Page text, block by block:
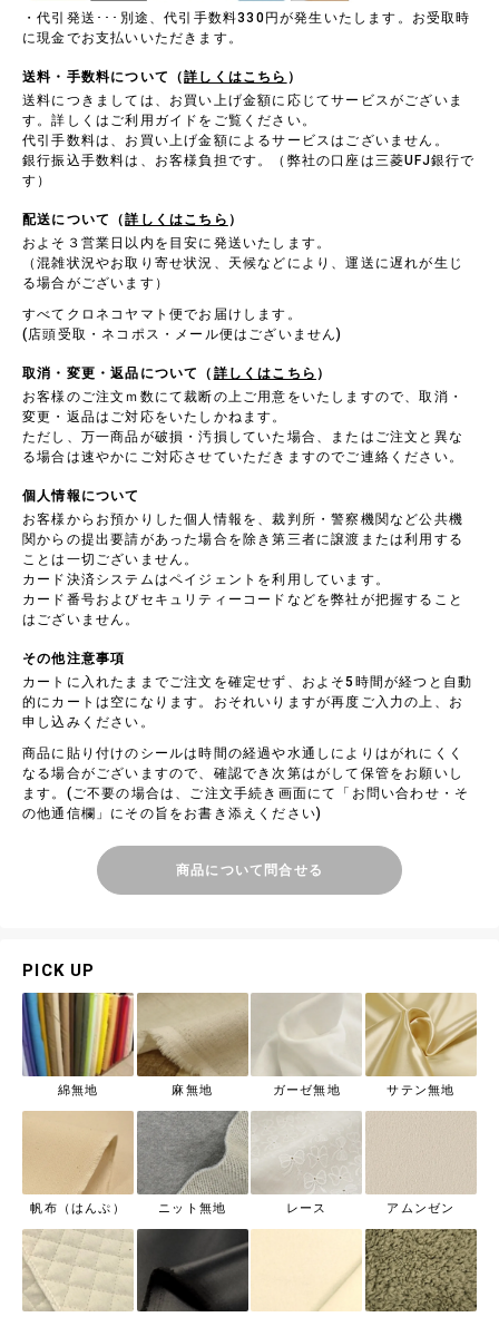
・代引発送･･･別途、代引手数料330円が発生いたします。お受取時
に現金でお支払いいただきます。
送料・手数料について（詳しくはこちら ）
送料につきましては、お買い上げ金額に応じてサービスがございま
す。詳しくはご利用ガイドをご覧ください。
代引手数料は、お買い上げ金額によるサービスはございません。
銀行振込手数料は、お客様負担です。（弊社の口座は三菱UFJ銀行で
す）
配送について（詳しくはこちら ）
およそ３営業日以内を目安に発送いたします。
（混雑状況やお取り寄せ状況、天候などにより、運送に遅れが生じ
る場合がございます）
すべてクロネコヤマト便でお届けします。
(店頭受取・ネコポス・メール便はございません)
取消・変更・返品について（ 詳しくはこちら ）
お客様のご注文ｍ数にて裁断の上ご用意をいたしますので、取消・
変更・返品はご対応をいたしかねます。
ただし、万一商品が破損・汚損していた場合、またはご注文と異な
る場合は速やかにご対応させていただきますのでご連絡ください。
個人情報について
お客様からお預かりした個人情報を、裁判所・警察機関など公共機
関からの提出要請があった場合を除き第三者に譲渡または利用する
ことは一切ございません。
カード決済システムはペイジェントを利用しています。
カード番号およびセキュリティーコードなどを弊社が把握すること
はございません。
その他注意事項
カートに入れたままでご注文を確定せず、およそ5時間が経つと自動
的にカートは空になります。おそれいりますが再度ご入力の上、お
申し込みください。
商品に貼り付けのシールは時間の経過や水通しによりはがれにくく
なる場合がございますので、確認でき次第はがして保管をお願いし
ます。(ご不要の場合は、ご注文手続き画面にて「お問い合わせ・そ
の他通信欄」にその旨をお書き添えください)
商品について問合せる
PICK UP
綿無地 麻無地 ガーゼ無地 サテン無地
帆布（はんぷ） ニット無地 レース アムンゼン